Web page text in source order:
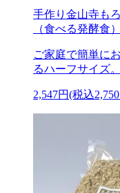
手作り金山寺も
（食べる発酵食
ご家庭で簡単に
るハーフサイズ
2,547円(税込